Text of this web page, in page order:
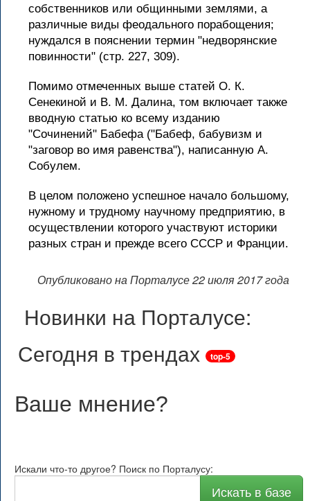
собственников или общинными землями, а
различные виды феодального порабощения;
нуждался в пояснении термин "недворянские
повинности" (стр. 227, 309).
Помимо отмеченных выше статей О. К.
Сенекиной и В. М. Далина, том включает также
вводную статью ко всему изданию
"Сочинений" Бабефа ("Бабеф, бабувизм и
"заговор во имя равенства"), написанную А.
Собулем.
В целом положено успешное начало большому,
нужному и трудному научному предприятию, в
осуществлении которого участвуют историки
разных стран и прежде всего СССР и Франции.
Опубликовано на Порталусе 22 июля 2017 года
Новинки на Порталусе:
Сегодня в трендах
top-5
Ваше мнение?
Искали что-то другое? Поиск по Порталусу:
Искать в базе